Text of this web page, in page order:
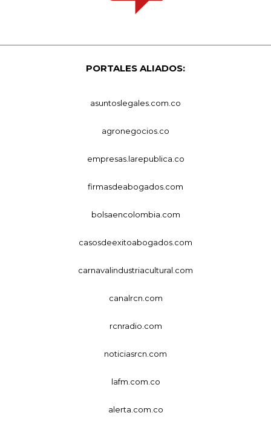
PORTALES ALIADOS:
asuntoslegales.com.co
agronegocios.co
empresas.larepublica.co
firmasdeabogados.com
bolsaencolombia.com
casosdeexitoabogados.com
carnavalindustriacultural.com
canalrcn.com
rcnradio.com
noticiasrcn.com
lafm.com.co
alerta.com.co